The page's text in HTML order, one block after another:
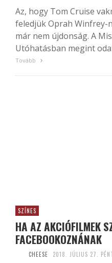
Az, hogy Tom Cruise
feledjük Oprah
már nem újdonság. A
Utóhatásban megint
Tovább
SZÍNES
HA AZ AKCIÓFILMEK
FACEBOOKOZNÁNAK
CHEESE 2018. JÚLIUS 27.